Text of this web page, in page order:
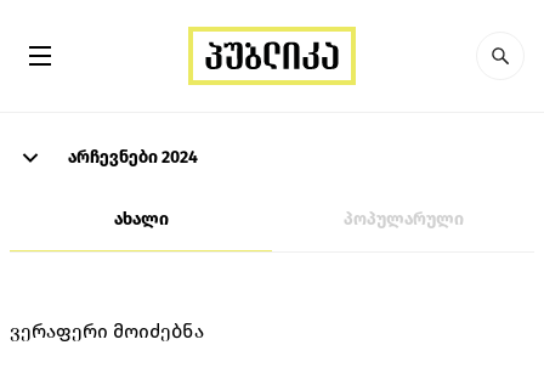
არჩევნები 2024
ახალი პოპულარული
ვერაფერი მოიძებნა